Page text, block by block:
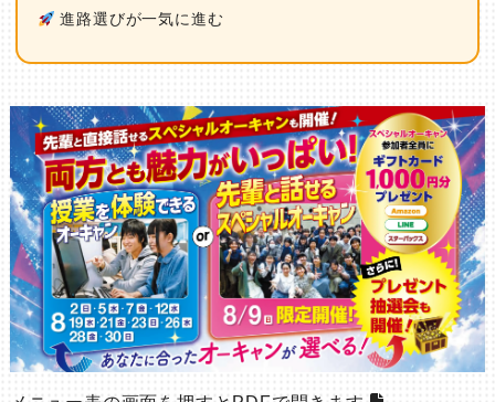
進路選びが一気に進む